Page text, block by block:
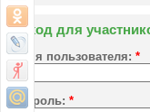
Вход для
Имя пользователя: *
Пароль: *